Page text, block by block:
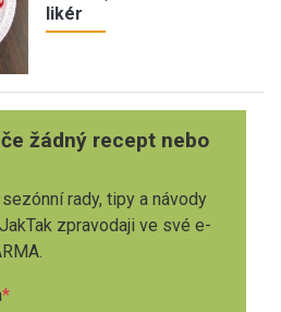
likér
žádný recept nebo
rady, tipy a návody
zpravodaji ve své e-